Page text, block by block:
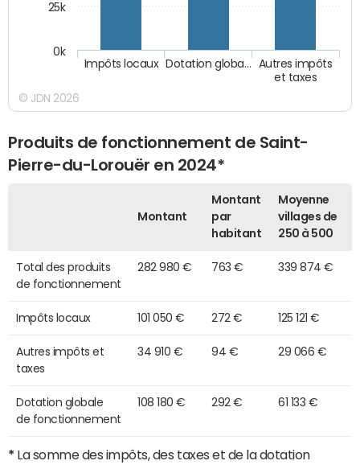
Autres impôts
et taxes
Dotation globa…
Impôts locaux
0k
25k
© JDN 2026
Produits de fonctionnement de Saint-
Pierre-du-Lorouër en 2024*
Montant
Montant
par
habitant
Moyenne
villages de
250 à 500
Total des produits
de fonctionnement
282 980 € 763 € 339 874 €
Impôts locaux 101 050 € 272 € 125 121 €
Autres impôts et
taxes
34 910 € 94 € 29 066 €
Dotation globale
de fonctionnement
108 180 € 292 € 61 133 €
* La somme des impôts, des taxes et de la dotation